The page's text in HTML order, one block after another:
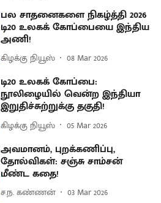
பல சாதனைகளை நிகழ்த்தி 2026
டி20 உலகக் கோப்பையை இந்திய
அணி!
கிழக்கு நியூஸ் 08 Mar 2026
டி20 உலகக் கோப்பை:
நூலிழையில் வென்ற இந்தியா
இறுதிச்சுற்றுக்கு தகுதி!
கிழக்கு நியூஸ் 05 Mar 2026
அவமானம், புறக்கணிப்பு,
தோல்விகள்: சஞ்சு சாம்சன்
மீண்ட கதை!
ச.ந. கண்ணன் 03 Mar 2026